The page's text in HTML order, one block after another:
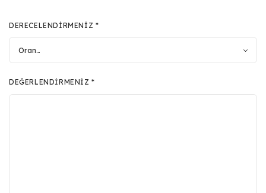
DERECELENDIRMENIZ *
DEĞERLENDIRMENIZ*